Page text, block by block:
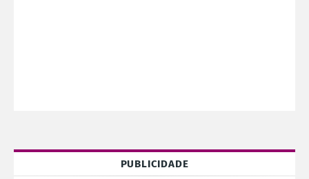
PUBLICIDADE